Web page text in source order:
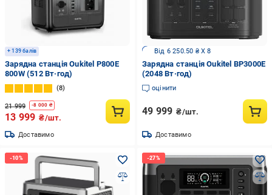
+ 139 балів
Зарядна станція Oukitel P800E
800W (512 Вт·год)
8
21 999 -8 000 ₴
13 999 ₴/шт.
Доставимо
Від 6 250.50 ₴ X 8
Зарядна станція Oukitel BP3000E
(2048 Вт·год)
оцінити
49 999 ₴/шт.
Доставимо